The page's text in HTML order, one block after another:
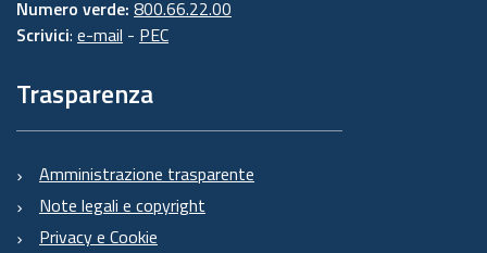
Numero verde: 800.66.22.00
Scrivici: e-mail - PEC
Trasparenza
Amministrazione trasparente
Note legali e copyright
Privacy e Cookie